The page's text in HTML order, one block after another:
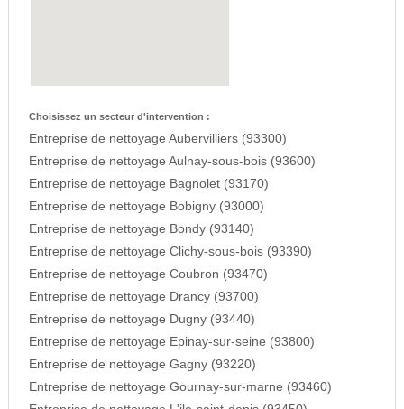
Choisissez un secteur d'intervention :
Entreprise de nettoyage Aubervilliers (93300)
Entreprise de nettoyage Aulnay-sous-bois (93600)
Entreprise de nettoyage Bagnolet (93170)
Entreprise de nettoyage Bobigny (93000)
Entreprise de nettoyage Bondy (93140)
Entreprise de nettoyage Clichy-sous-bois (93390)
Entreprise de nettoyage Coubron (93470)
Entreprise de nettoyage Drancy (93700)
Entreprise de nettoyage Dugny (93440)
Entreprise de nettoyage Epinay-sur-seine (93800)
Entreprise de nettoyage Gagny (93220)
Entreprise de nettoyage Gournay-sur-marne (93460)